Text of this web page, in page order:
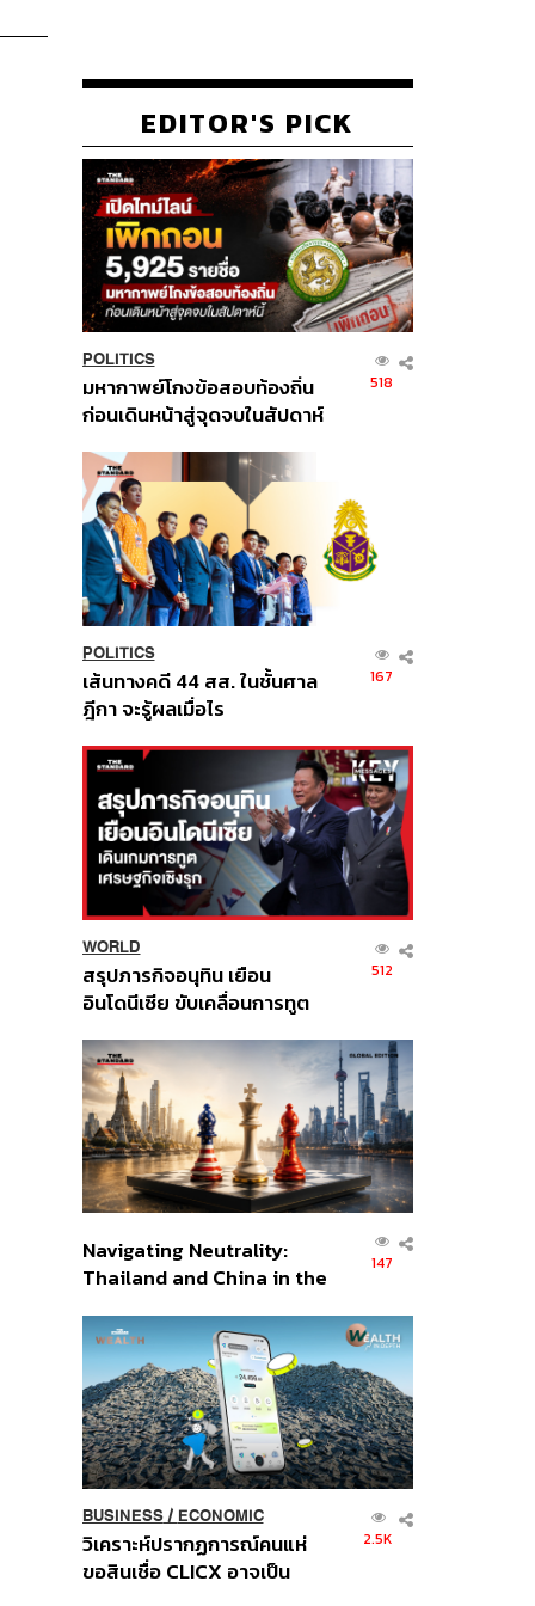
EDITOR'S PICK
POLITICS
มหากาพย์โกงข้อสอบท้องถิ่น
ก่อนเดินหน้าสู่จุดจบในสัปดาห์
518
POLITICS
เส้นทางคดี 44 สส. ในชั้นศาล
ฎีกา จะรู้ผลเมื่อไร
167
WORLD
สรุปภารกิจอนุทิน เยือน
อินโดนีเซีย ขับเคลื่อนการทูต
ส่วนยุทธศาสตร์ไทย –
อินโดนีเซีย
512
Navigating Neutrality:
Thailand and China in the
Order
147
BUSINESS/ ECONOMIC
วิเคราะห์ปรากฏการณ์คนแห่
ขอสินเชื่อ CLICX อาจเป็น
2.5K